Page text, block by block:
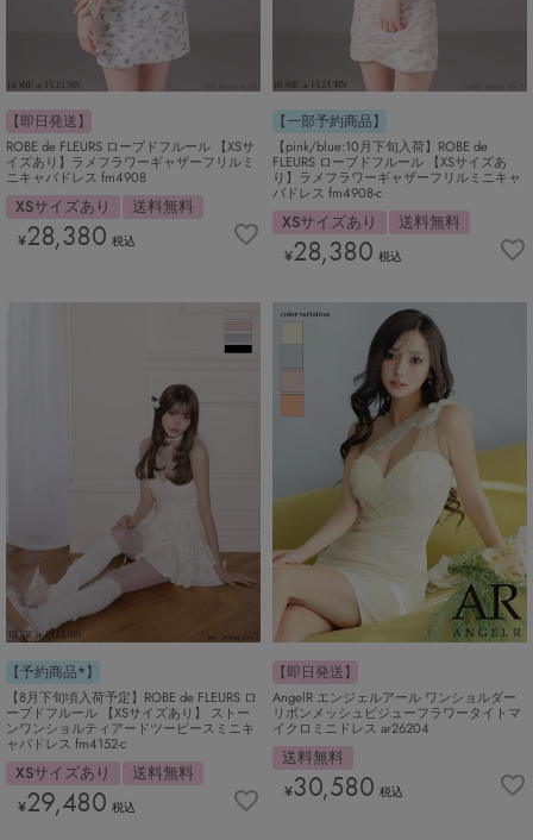
【即日発送】
ROBE de FLEURS ローブドフルール 【XSサ
イズあり】ラメフラワーギャザーフリルミ
ニキャバドレス fm4908
XSサイズあり 送料無料
¥28,380 税込
【一部予約商品】
【pink/blue:10月下旬入荷】ROBE de
FLEURS ローブドフルール 【XSサイズあ
り】ラメフラワーギャザーフリルミニキャ
バドレス fm4908-c
XSサイズあり 送料無料
¥28,380 税込
【予約商品*】
【8月下旬頃入荷予定】ROBE de FLEURS ロ
ーブドフルール 【XSサイズあり】 ストー
ンワンショルティアードツーピースミニキ
ャバドレス fm4152-c
XSサイズあり 送料無料
¥29,480 税込
【即日発送】
AngelR エンジェルアール ワンショルダー
リボンメッシュビジューフラワータイトマ
イクロミニドレス ar26204
送料無料
¥30,580 税込